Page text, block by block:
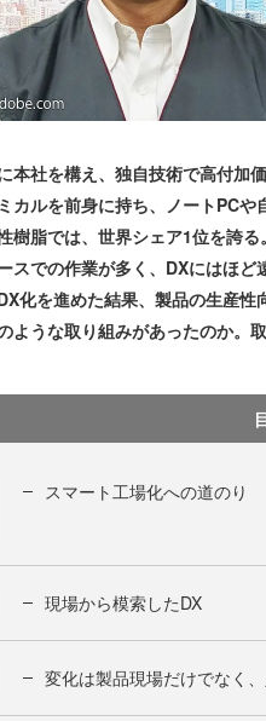
本社を構え、独自技術で高付加
カルを前身に持ち、ノートPC
樹脂では、世界シェア1位を誇
スでの作業が多く、DXにはほ
化を進めた結果、製品の生産
ような取り組みがあったのか。
スマート工場化への道のり
現場から模索したDX
変化は製品現場だけでなく